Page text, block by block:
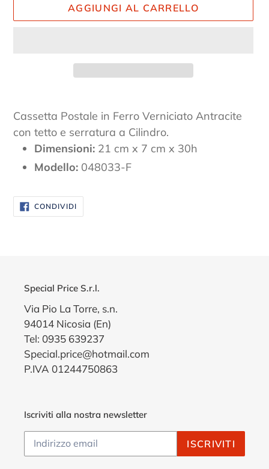
AGGIUNGI AL CARRELLO
del
prodotto
carrello
Cassetta Postale in Ferro Verniciato Antracite
con tetto e serratura a Cilindro.
Dimensioni: 21 cm x 7 cm x 30h
Modello: 048033-F
CONDIVIDICONDIVIDI
SU
FACEBOOK
Special Price S.r.l.
Via Pio La Torre, s.n.
94014 Nicosia (En)
Tel: 0935 639237
Special.price@hotmail.com
P.IVA 01244750863
Iscriviti alla nostra newsletter
ISCRIVITI